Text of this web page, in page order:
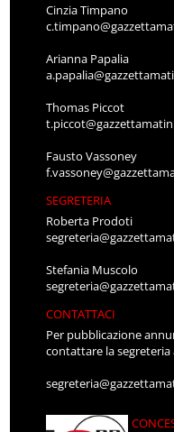
Cinzia Timpano
Arianna Papalia
Thomas Piccot
Fausto Vassoney
SEGRETERIA
Roberta Prodoti
Stefania Muscolo
CONTATTACI
Per pubblicazione
contattare la segreteria